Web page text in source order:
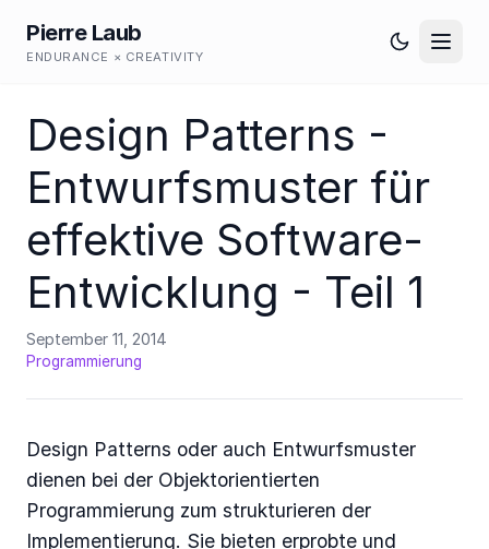
Pierre Laub
ENDURANCE × CREATIVITY
Design Patterns -
Entwurfsmuster für
effektive Software-
Entwicklung - Teil 1
September 11, 2014
Programmierung
Design Patterns oder auch Entwurfsmuster
dienen bei der Objektorientierten
Programmierung zum strukturieren der
Implementierung. Sie bieten erprobte und